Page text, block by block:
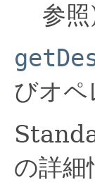
参照)
びオペ
の詳細